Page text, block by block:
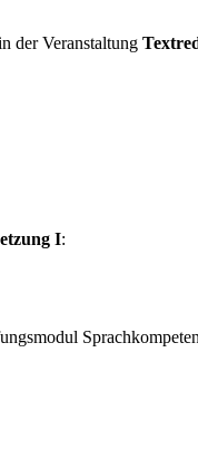
der Veranstaltung
I: